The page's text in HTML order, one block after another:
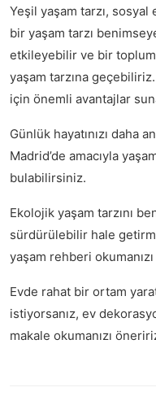
Yeşil yaşam tarzı, sosyal
bir yaşam tarzı
etkileyebilir ve bir
yaşam tarzına
için önemli avantajlar
Günlük hayatınızı daha
Madrid’de amacıyla
bulabilirsiniz.
Ekolojik yaşam tarzını
sürdürülebilir hale
yaşam rehberi
Evde rahat bir ortam
istiyorsanız, ev
makale okumanızı